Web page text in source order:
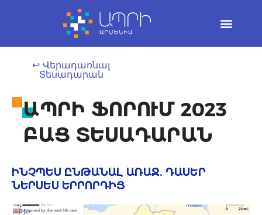
↩ Վերադառնալ
Տեսադարան
ԱՊՐԻ ՖՈՐՈՒՄ 2023
ԲԱՑ ՏԵՍԱԴԱՐԱՆ
ԻՆՉՊԵՍ ԸՆԹԱՆԱԼ ԱՌԱՋ. ԴԱՍԵՐ
ՆԵՐՍԵՍ ԵՐՐՈՐԴԻՑ​